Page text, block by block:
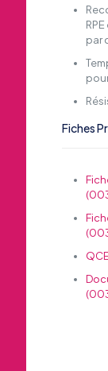
par
Fiches